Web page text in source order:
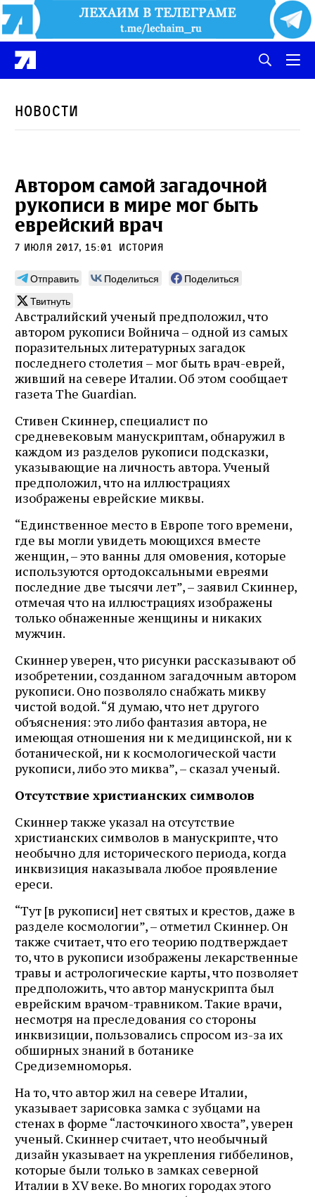
Новости
Автором самой загадочной
рукописи в мире мог быть
еврейский врач
7 июля 2017, 15:01 История
Отправить Поделиться
Поделиться
Твитнуть
Австралийский ученый предположил, что
автором рукописи Войнича – одной из самых
поразительных литературных загадок
последнего столетия – мог быть врач-еврей,
живший на севере Италии. Об этом сообщает
газета The Guardian.
Стивен Скиннер, специалист по
средневековым манускриптам, обнаружил в
каждом из разделов рукописи подсказки,
указывающие на личность автора. Ученый
предположил, что на иллюстрациях
изображены еврейские миквы.
“Единственное место в Европе того времени,
где вы могли увидеть моющихся вместе
женщин, – это ванны для омовения, которые
используются ортодоксальными евреями
последние две тысячи лет”, – заявил Скиннер,
отмечая что на иллюстрациях изображены
только обнаженные женщины и никаких
мужчин.
Скиннер уверен, что рисунки рассказывают об
изобретении, созданном загадочным автором
рукописи. Оно позволяло снабжать микву
чистой водой. “Я думаю, что нет другого
объяснения: это либо фантазия автора, не
имеющая отношения ни к медицинской, ни к
ботанической, ни к космологической части
рукописи, либо это миква”, – сказал ученый.
Отсутствие христианских символов
Скиннер также указал на отсутствие
христианских символов в манускрипте, что
необычно для исторического периода, когда
инквизиция наказывала любое проявление
ереси.
“Тут [в рукописи] нет святых и крестов, даже в
разделе космологии”, – отметил Скиннер. Он
также считает, что его теорию подтверждает
то, что в рукописи изображены лекарственные
травы и астрологические карты, что позволяет
предположить, что автор манускрипта был
еврейским врачом-травником. Такие врачи,
несмотря на преследования со стороны
инквизиции, пользовались спросом из-за их
обширных знаний в ботанике
Средиземноморья.
На то, что автор жил на севере Италии,
указывает зарисовка замка с зубцами на
стенах в форме “ласточкиного хвоста”, уверен
ученый. Скиннер считает, что необычный
дизайн указывает на укрепления гиббелинов,
которые были только в замках северной
Италии в XV веке. Во многих городах этого